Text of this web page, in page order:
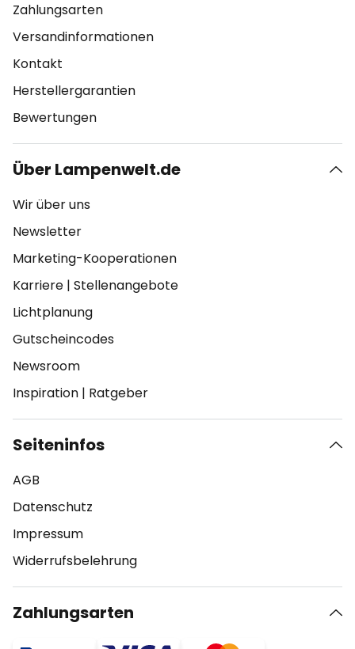
Zahlungsarten
Versandinformationen
Kontakt
Herstellergarantien
Bewertungen
Über Lampenwelt.de
Wir über uns
Newsletter
Marketing-Kooperationen
Karriere | Stellenangebote
Lichtplanung
Gutscheincodes
Newsroom
Inspiration | Ratgeber
Seiteninfos
AGB
Datenschutz
Impressum
Widerrufsbelehrung
Zahlungsarten